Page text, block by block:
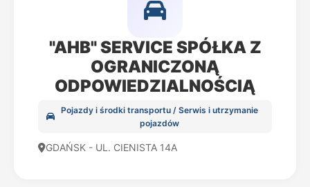
"AHB" SERVICE SPÓŁKA Z
OGRANICZONĄ
ODPOWIEDZIALNOŚCIĄ
Pojazdy i środki transportu / Serwis i utrzymanie
pojazdów
GDAŃSK - UL. CIENISTA 14A